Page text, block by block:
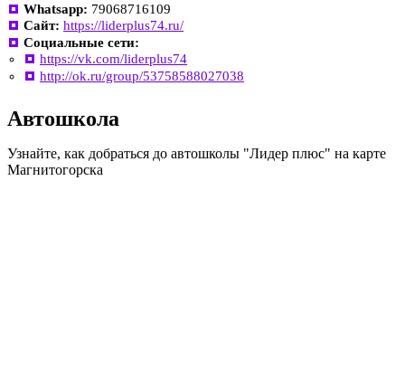
Whatsapp: 79068716109
Сайт: https://liderplus74.ru/
Социальные сети:
https://vk.com/liderplus74
http://ok.ru/group/53758588027038
Автошкола
Узнайте, как добраться до автошколы "Лидер плюс" на карте
Магнитогорска